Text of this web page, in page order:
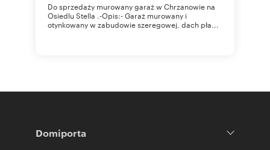
Do sprzedaży murowany garaż w Chrzanowie na
Osiedlu Stella .-Opis:- Garaż murowany i
otynkowany w zabudowie szeregowej, dach pła...
Domiporta